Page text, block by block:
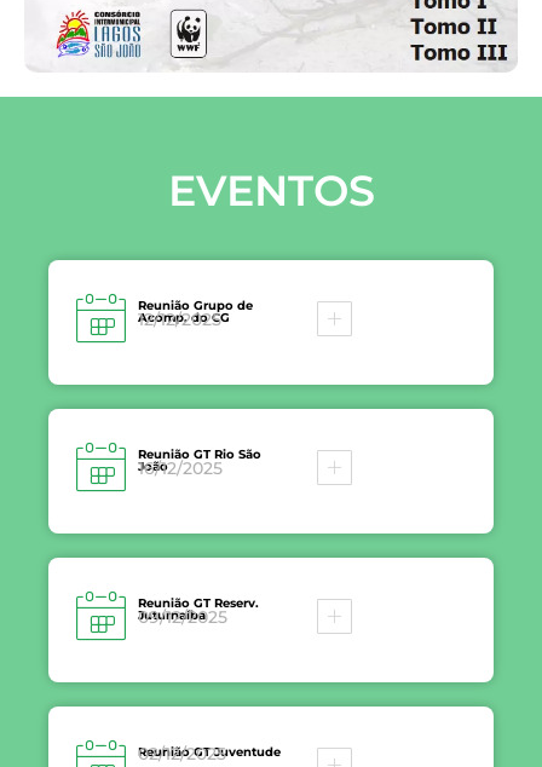
EVENTOS
Reunião Grupo de
Acomp. do CG
12/12/2025
Reunião GT Rio São
João
16/12/2025
Reunião GT Reserv.
Juturnaíba
09/12/2025
Reunião GT Juventude
02/12/2025